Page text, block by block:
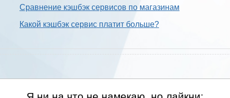
Сравнение кэшбэк сервисов по магазинам
Какой кэшбэк сервис платит больше?